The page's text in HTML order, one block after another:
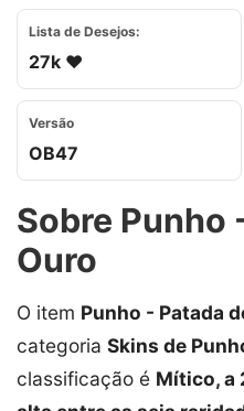
Lista de Desejos:
27k ❤️
Versão
OB47
Sobre Punho
Ouro
O item Punho - Patada
categoria Skins de
classificação é Mítico, a